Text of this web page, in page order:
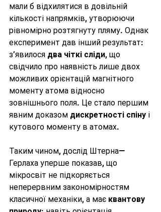
мали б відхилятися в довільній
кількості напрямків, утворюючи
рівномірно розтягнуту пляму. Однак
експеримент дав інший результат:
з’явилося два чіткі сліди, що
свідчило про наявність лише двох
можливих орієнтацій магнітного
моменту атома відносно
зовнішнього поля. Це стало першим
явним доказом дискретності спіну і
кутового моменту в атомах.
Таким чином, дослід Штерна—
Герлаха уперше показав, що
мікросвіт не підкоряється
неперервним закономірностям
класичної механіки, а має квантову